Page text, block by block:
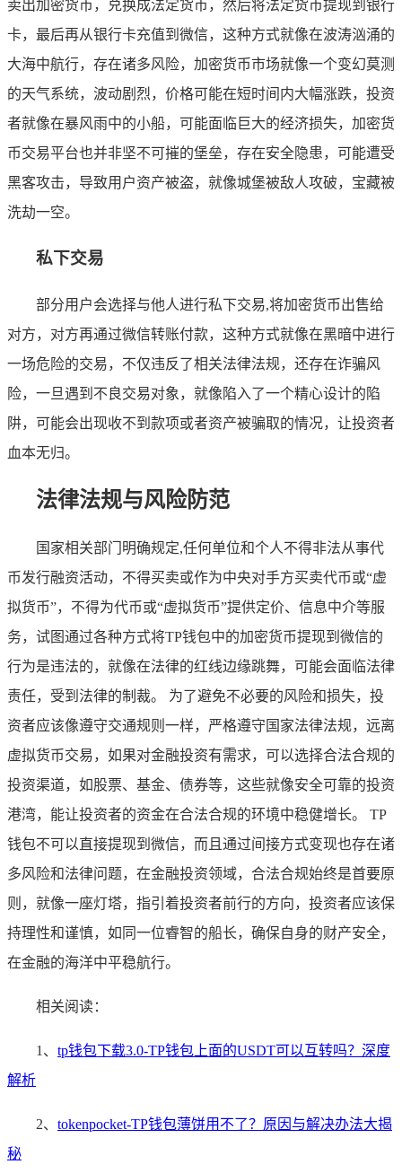
卖出加密货币，兑换成法定货币，然后将法定货币提现到银行
卡，最后再从银行卡充值到微信，这种方式就像在波涛汹涌的
大海中航行，存在诸多风险，加密货币市场就像一个变幻莫测
的天气系统，波动剧烈，价格可能在短时间内大幅涨跌，投资
者就像在暴风雨中的小船，可能面临巨大的经济损失，加密货
币交易平台也并非坚不可摧的堡垒，存在安全隐患，可能遭受
黑客攻击，导致用户资产被盗，就像城堡被敌人攻破，宝藏被
洗劫一空。
私下交易
部分用户会选择与他人进行私下交易,将加密货币出售给
对方，对方再通过微信转账付款，这种方式就像在黑暗中进行
一场危险的交易，不仅违反了相关法律法规，还存在诈骗风
险，一旦遇到不良交易对象，就像陷入了一个精心设计的陷
阱，可能会出现收不到款项或者资产被骗取的情况，让投资者
血本无归。
法律法规与风险防范
国家相关部门明确规定,任何单位和个人不得非法从事代
币发行融资活动，不得买卖或作为中央对手方买卖代币或“虚
拟货币”，不得为代币或“虚拟货币”提供定价、信息中介等服
务，试图通过各种方式将TP钱包中的加密货币提现到微信的
行为是违法的，就像在法律的红线边缘跳舞，可能会面临法律
责任，受到法律的制裁。 为了避免不必要的风险和损失，投
资者应该像遵守交通规则一样，严格遵守国家法律法规，远离
虚拟货币交易，如果对金融投资有需求，可以选择合法合规的
投资渠道，如股票、基金、债券等，这些就像安全可靠的投资
港湾，能让投资者的资金在合法合规的环境中稳健增长。 TP
钱包不可以直接提现到微信，而且通过间接方式变现也存在诸
多风险和法律问题，在金融投资领域，合法合规始终是首要原
则，就像一座灯塔，指引着投资者前行的方向，投资者应该保
持理性和谨慎，如同一位睿智的船长，确保自身的财产安全，
在金融的海洋中平稳航行。
相关阅读：
1、 tp钱包下载3.0-TP钱包上面的USDT可以互转吗？深度
解析
2、 tokenpocket-TP钱包薄饼用不了？原因与解决办法大揭
秘